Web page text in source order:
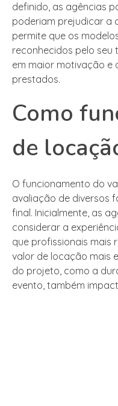
definido, as agências
poderiam prejudicar a
permite que os
reconhecidos pelo
em maior motivação e
prestados.
Como
de
O funcionamento do
avaliação de diversos
final. Inicialmente, as
considerar a
que profissionais mais
valor de locação mais
do projeto, como a
evento, também